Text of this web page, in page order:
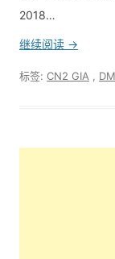
2018…
继续阅读 →
标签: CN2 GIA